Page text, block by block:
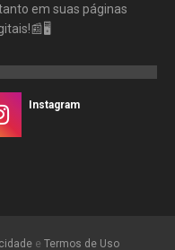
em suas páginas
Instagram
e Termos de Uso